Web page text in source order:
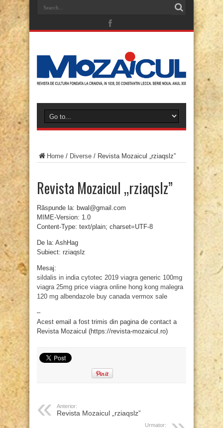
Home / Diverse / Revista Mozaicul „rziaqslz”
Revista Mozaicul „rziaqslz”
Răspunde la: bwal@gmail.com
MIME-Version: 1.0
Content-Type: text/plain; charset=UTF-8
De la: AshHag
Subiect: rziaqslz
Mesaj:
sildalis in india cytotec 2019 viagra generic 100mg
viagra 25mg price viagra online hong kong malegra
120 mg albendazole buy canada vermox sale
–
Acest email a fost trimis din pagina de contact a
Revista Mozaicul (https://revista-mozaicul.ro)
Anterior:
Revista Mozaicul „rziaqslz”
Urmator: